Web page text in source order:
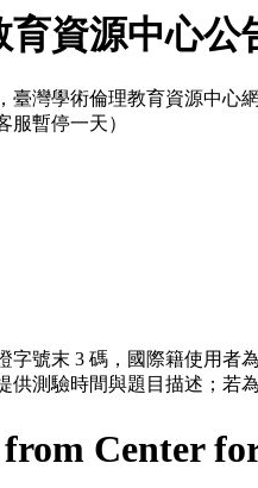
育資源中心
灣學術倫理教育資源中心
服暫停一天）
號末 3 碼，國際籍使用者為
供測驗時間與題目描述；若
from Center